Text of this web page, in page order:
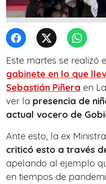
Este martes se realizó
gabinete en lo que
Sebastián Piñera en
ver la presencia de
actual vocero de
Ante esto, la ex
criticó esto a través
apelando al ejemplo
en tiempos de